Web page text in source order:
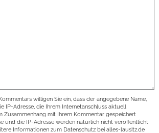
willigen Sie ein, dass der angegebene Name,
IP-Adresse, die Ihrem Internetanschluss aktuell
Zusammenhang mit Ihrem Kommentar gespeichert
und die IP-Adresse werden natürlich nicht veröffentlicht
Informationen zum Datenschutz bei alles-lausitz.de